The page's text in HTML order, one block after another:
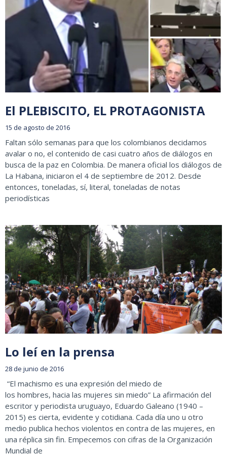
El PLEBISCITO, EL PROTAGONISTA
15 de agosto de 2016
Faltan sólo semanas para que los colombianos decidamos
avalar o no, el contenido de casi cuatro años de diálogos en
busca de la paz en Colombia. De manera oficial los diálogos de
La Habana, iniciaron el 4 de septiembre de 2012. Desde
entonces, toneladas, sí, literal, toneladas de notas
periodísticas
Lo leí en la prensa
28 de junio de 2016
“El machismo es una expresión del miedo de
los hombres, hacia las mujeres sin miedo” La afirmación del
escritor y periodista uruguayo, Eduardo Galeano (1940 –
2015) es cierta, evidente y cotidiana. Cada día uno u otro
medio publica hechos violentos en contra de las mujeres, en
una réplica sin fin. Empecemos con cifras de la Organización
Mundial de